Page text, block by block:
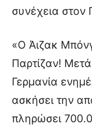
συνέχεια στον
«Ο Άιζακ
Παρτίζαν!
Γερμανία
ασκήσει την
πληρώσει